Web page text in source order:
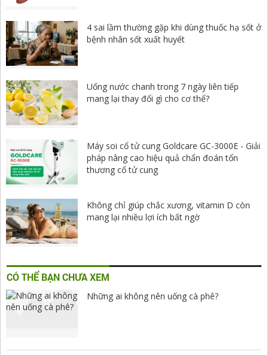
4 sai lầm thường gặp khi dùng thuốc hạ sốt ở
bệnh nhân sốt xuất huyết
Uống nước chanh trong 7 ngày liên tiếp
mang lại thay đổi gì cho cơ thể?
Máy soi cổ tử cung Goldcare GC-3000E - Giải
pháp nâng cao hiệu quả chẩn đoán tổn
thương cổ tử cung
Không chỉ giúp chắc xương, vitamin D còn
mang lại nhiều lợi ích bất ngờ
CÓ THỂ BẠN CHƯA XEM
Những ai không nên uống cà phê?